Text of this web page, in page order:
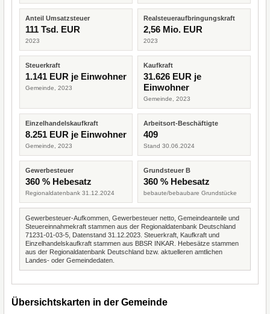
Anteil Umsatzsteuer
111 Tsd. EUR
2023
Realsteueraufbringungskraft
2,56 Mio. EUR
2023
Steuerkraft
1.141 EUR je Einwohner
Gemeinde, 2023
Kaufkraft
31.626 EUR je
Einwohner
Gemeinde, 2023
Einzelhandelskaufkraft
8.251 EUR je Einwohner
Gemeinde, 2023
Arbeitsort-Beschäftigte
409
Stand 30.06.2024
Gewerbesteuer
360 % Hebesatz
Regionaldatenbank 31.12.2024
Grundsteuer B
360 % Hebesatz
bebaute/bebaubare Grundstücke
Gewerbesteuer-Aufkommen, Gewerbesteuer netto, Gemeindeanteile und
Steuereinnahmekraft stammen aus der Regionaldatenbank Deutschland
71231-01-03-5, Datenstand 31.12.2023. Steuerkraft, Kaufkraft und
Einzelhandelskaufkraft stammen aus BBSR INKAR. Hebesätze stammen
aus der Regionaldatenbank Deutschland bzw. aktuelleren amtlichen
Landes- oder Gemeindedaten.
Übersichtskarten in der Gemeinde